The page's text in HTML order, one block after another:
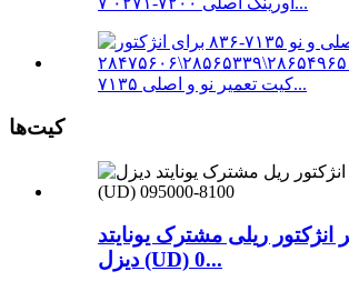
کیت تعمیر نو و اصلی ۷۱۳۵...
کیت‌ها
انژکتور ریلی مشترک یونایتد
دیزل (UD) 0...